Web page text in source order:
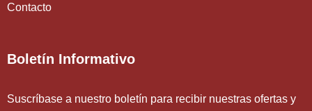
Contacto
Boletín Informativo
Suscríbase a nuestro boletín para recibir nuestras ofertas y